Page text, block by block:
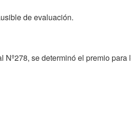
de evaluación.
se determinó el premio para